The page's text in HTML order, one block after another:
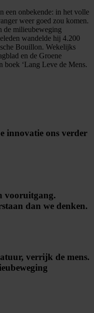
een onbekende: in het volle
weer goed zou komen.
de milieubeweging
wandelde hij 4.200
Bouillon. Wekelijks
en de Groene
boek ‘Lang Leve de Mens.
innovatie ons verder
vooruitgang.
dan we denken.
verrijk de mens.